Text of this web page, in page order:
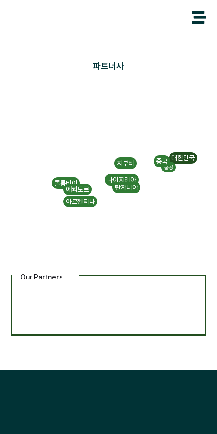

파트너사
대한민국
홍콩
중국
지부티
나이지리아
탄자니아
콜롬비아
에콰도르
아르헨티나
Our Partners